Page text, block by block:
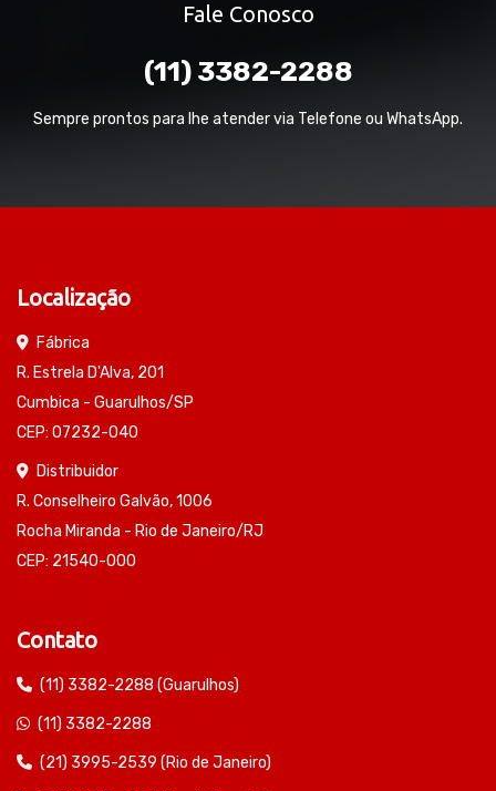
Fale Conosco
(11) 3382-2288
Sempre prontos para lhe atender via Telefone ou WhatsApp.
Localização
Fábrica
R. Estrela D'Alva, 201
Cumbica - Guarulhos/SP
CEP: 07232-040
Distribuidor
R. Conselheiro Galvão, 1006
Rocha Miranda - Rio de Janeiro/RJ
CEP: 21540-000
Contato
(11) 3382-2288 (Guarulhos)
(11) 3382-2288
(21) 3995-2539 (Rio de Janeiro)